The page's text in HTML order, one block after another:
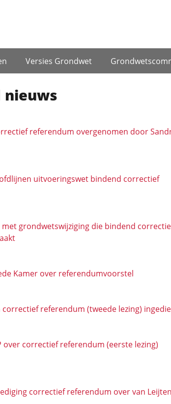
Versies Grondwet
nieuws
referendum overgenomen door
uitvoeringswet bindend correctief
grondwetswijziging die bindend
Kamer over referendumvoorstel
referendum (tweede lezing)
over correctief referendum (eerste lezing)
correctief referendum over van Leijten